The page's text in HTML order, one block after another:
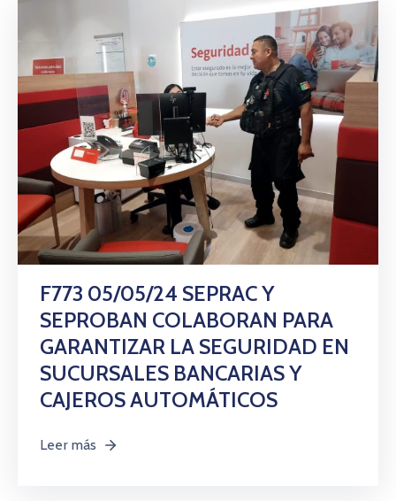
F773 05/05/24 SEPRAC Y
SEPROBAN COLABORAN PARA
GARANTIZAR LA SEGURIDAD EN
SUCURSALES BANCARIAS Y
CAJEROS AUTOMÁTICOS
Leer más